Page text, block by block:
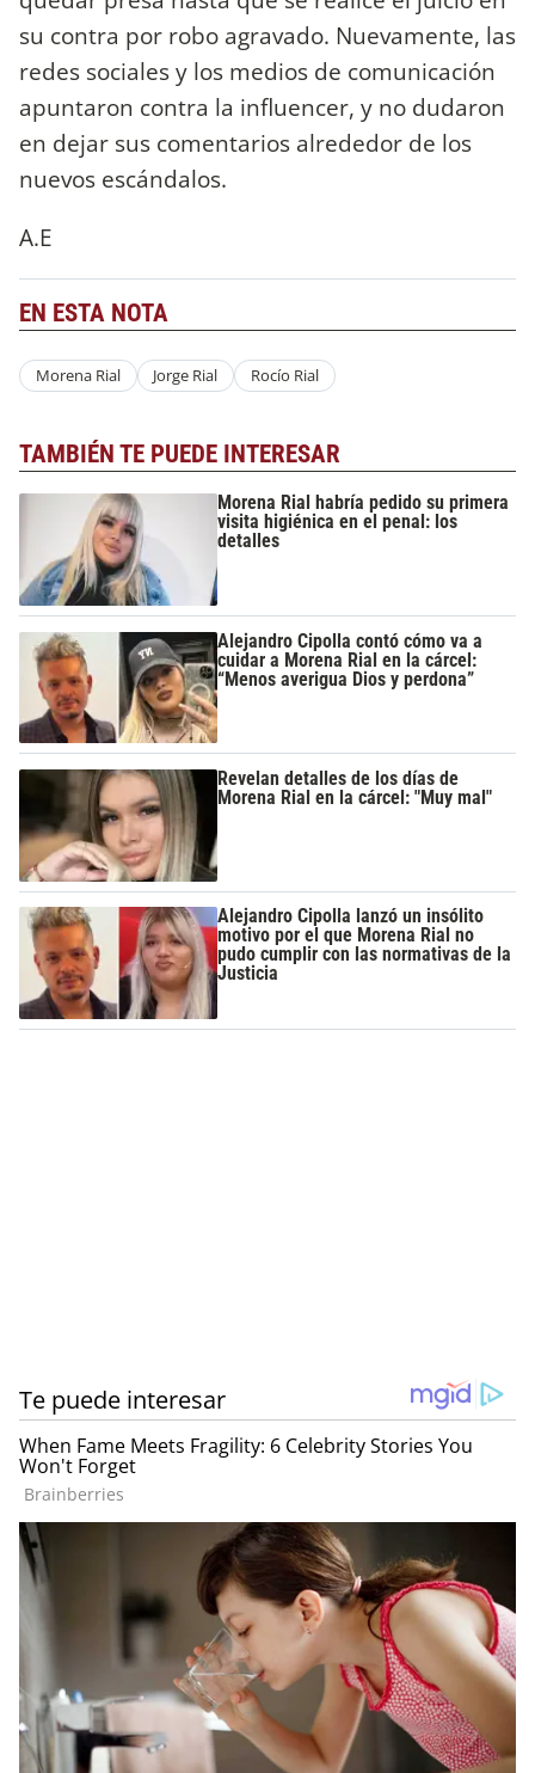
su contra por robo agravado. Nuevamente, las
redes sociales y los medios de comunicación
apuntaron contra la influencer, y no dudaron
en dejar sus comentarios alrededor de los
nuevos escándalos.
A.E
EN ESTA NOTA
Morena Rial Jorge Rial Rocío Rial
TAMBIÉN TE PUEDE INTERESAR
Morena Rial habría pedido su primera
visita higiénica en el penal: los
detalles
Alejandro Cipolla contó cómo va a
cuidar a Morena Rial en la cárcel:
“Menos averigua Dios y perdona”
Revelan detalles de los días de
Morena Rial en la cárcel: "Muy mal"
Alejandro Cipolla lanzó un insólito
motivo por el que Morena Rial no
pudo cumplir con las normativas de la
Justicia